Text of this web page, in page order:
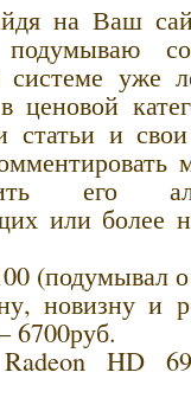
на Ваш
уже
ценовой
статьи и
его
или более
(подумывал
новизну и
6700руб.
HD